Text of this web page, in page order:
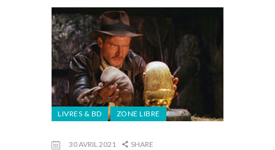
LIVRES & BD ZONE LIBRE
30 AVRIL 2021 SHARE